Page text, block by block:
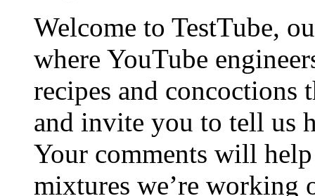
Welcome to TestTube,
where YouTube
recipes and concoctions
and invite you to tell us
Your comments will
mixtures we’re working